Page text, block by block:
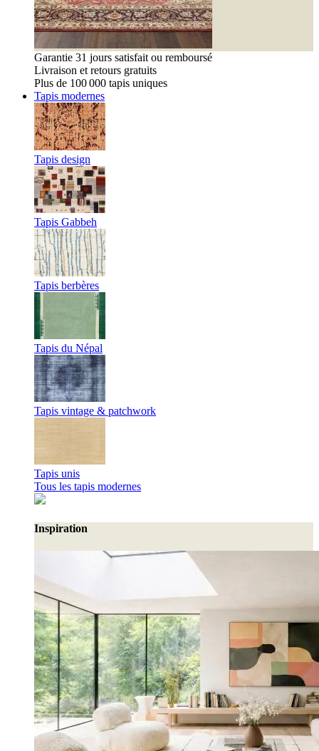
Garantie 31 jours satisfait ou remboursé
Livraison et retours gratuits
Plus de 100 000 tapis uniques
Tapis modernes
Tapis design
Tapis Gabbeh
Tapis berbères
Tapis du Népal
Tapis vintage & patchwork
Tapis unis
Tous les tapis modernes
Inspiration